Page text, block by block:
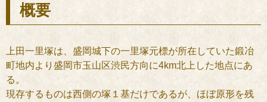
概要
上田一里塚は、盛岡城下の一里塚元標が所在していた鍛冶
町地内より盛岡市玉山区渋民方向に4km北上した地点にあ
る。
現存するものは西側の塚１基だけであるが、ほぼ原形を残